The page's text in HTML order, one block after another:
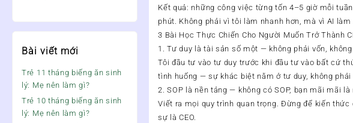
Bài viết mới
Trẻ 11 tháng biếng ăn sinh
lý: Mẹ nên làm gì?
Trẻ 10 tháng biếng ăn sinh
lý: Mẹ nên làm gì?
Kết quả: những công việc từng tốn 4–5 giờ mỗi
phút. Không phải vì tôi làm nhanh hơn, mà vì AI
3 Bài Học Thực Chiến Cho Người Muốn Trở Thành
1. Tư duy là tài sản số một — không phải vốn,
Tôi đầu tư vào tư duy trước khi đầu tư vào bất cứ
tình huống — sự khác biệt nằm ở tư duy, không phải
2. SOP là nền tảng — không có SOP, bạn mãi mãi là
Viết ra mọi quy trình quan trọng. Đừng để kiến
sự là CEO.